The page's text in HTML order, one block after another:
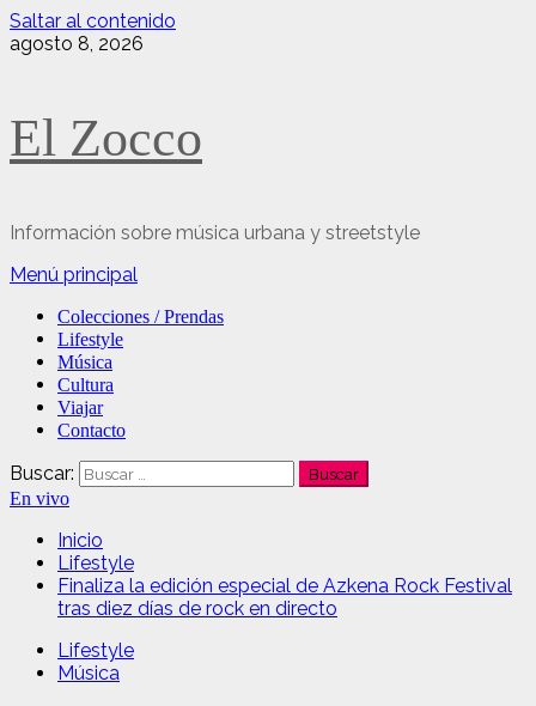
Saltar al contenido
agosto 8, 2026
El Zocco
Información sobre música urbana y streetstyle
Menú principal
Colecciones / Prendas
Lifestyle
Música
Cultura
Viajar
Contacto
Buscar:
En vivo
Inicio
Lifestyle
Finaliza la edición especial de Azkena Rock Festival
tras diez días de rock en directo
Lifestyle
Música